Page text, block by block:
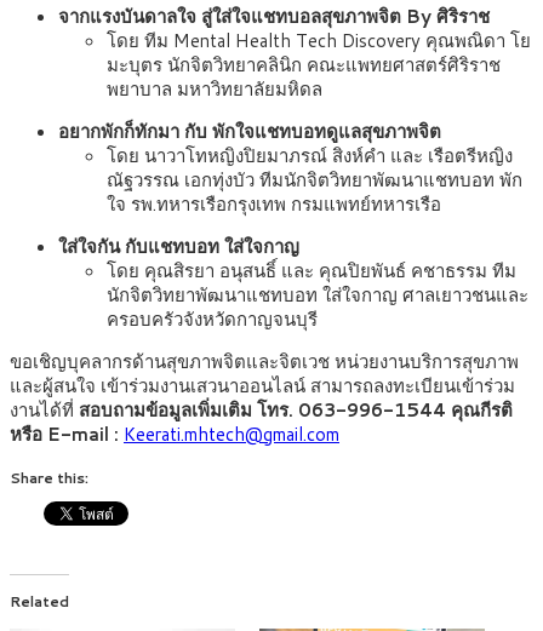
จากแรงบันดาลใจ สู่ใส่ใจแชทบอลสุขภาพจิต By ศิริราช
โดย ทีม Mental Health Tech Discovery คุณพณิดา โย
มะบุตร นักจิตวิทยาคลินิก คณะแพทยศาสตร์ศิริราช
พยาบาล มหาวิทยาลัยมหิดล
อยากพักก็ทักมา กับ พักใจแชทบอทดูแลสุขภาพจิต
โดย นาวาโทหญิงปิยมาภรณ์ สิงห์คำ และ เรือตรีหญิง
ณัฐวรรณ เอกทุ่งบัว ทีมนักจิตวิทยาพัฒนาแชทบอท พัก
ใจ รพ.ทหารเรือกรุงเทพ กรมแพทย์ทหารเรือ
ใส่ใจกัน กับแชทบอท ใส่ใจกาญ
โดย คุณสิรยา อนุสนธิ์ และ คุณปิยพันธ์ คชาธรรม ทีม
นักจิตวิทยาพัฒนาแชทบอท ใส่ใจกาญ ศาลเยาวชนและ
ครอบครัวจังหวัดกาญจนบุรี
ขอเชิญบุคลากรด้านสุขภาพจิตและจิตเวช หน่วยงานบริการสุขภาพ
และผู้สนใจ เข้าร่วมงานเสวนาออนไลน์ สามารถลงทะเบียนเข้าร่วม
งานได้ที่ สอบถามข้อมูลเพิ่มเติม โทร. 063-996-1544 คุณกีรติ
หรือ E-mail : Keerati.mhtech@gmail.com
Share this:
Related